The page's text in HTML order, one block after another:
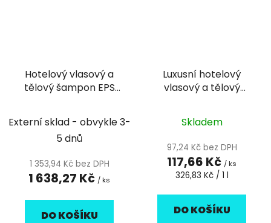
Hotelový vlasový a
tělový šampon EPS
Externí sklad - obvykle 3-
5 dnů
1 353,94 Kč bez DPH
1 638,27 Kč / ks
DO KOŠÍKU
Luxusní hotelový
vlasový a tělový
Skladem
97,24 Kč bez DPH
117,66 Kč / ks
Měrná
326,83 Kč / 1 l
DO KOŠÍKU